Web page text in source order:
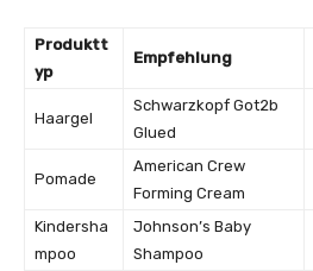
Produktt
yp
Empfehlung
Haargel
Schwarzkopf Got2b
Glued
Pomade
American Crew
Forming Cream
Kindersha
mpoo
Johnson’s Baby
Shampoo